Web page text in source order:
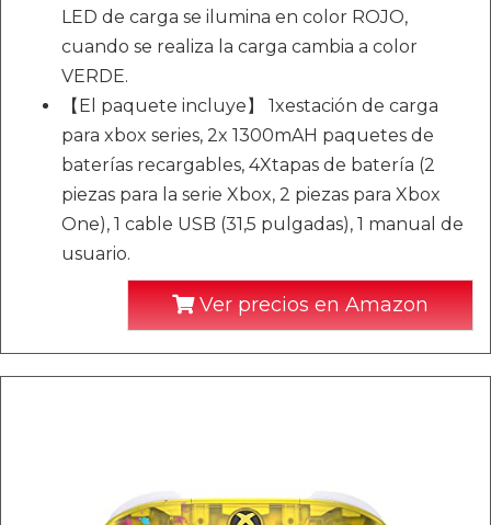
LED de carga se ilumina en color ROJO,
cuando se realiza la carga cambia a color
VERDE.
【El paquete incluye】 1xestación de carga
para xbox series, 2x 1300mAH paquetes de
baterías recargables, 4Xtapas de batería (2
piezas para la serie Xbox, 2 piezas para Xbox
One), 1 cable USB (31,5 pulgadas), 1 manual de
usuario.
Ver precios en Amazon